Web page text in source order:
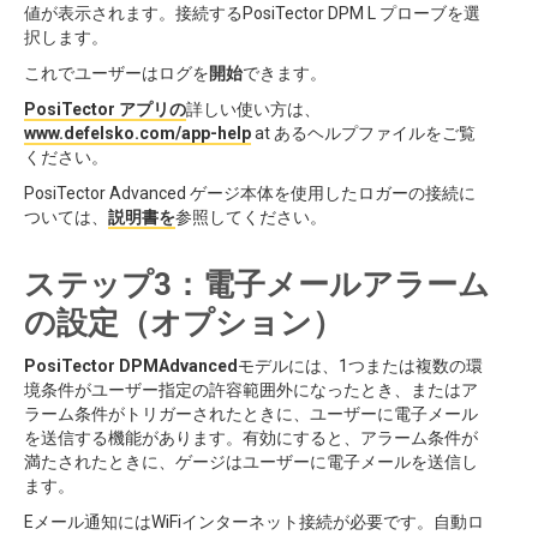
値が表示されます。接続するPosiTector DPM L プローブを選
択します。
これでユーザーはログを開始できます。
PosiTector アプリの詳しい使い方は、
www.defelsko.com/app-helpat あるヘルプファイルをご覧
ください。
PosiTector Advanced ゲージ本体を使用したロガーの接続に
ついては、 説明書を参照してください。
ステップ3：電子メールアラーム
の設定（オプション）
PosiTector DPMAdvanced モデルには、1つまたは複数の環
境条件がユーザー指定の許容範囲外になったとき、またはア
ラーム条件がトリガーされたときに、ユーザーに電子メール
を送信する機能があります。有効にすると、アラーム条件が
満たされたときに、ゲージはユーザーに電子メールを送信し
ます。
Eメール通知にはWiFiインターネット接続が必要です。自動ロ